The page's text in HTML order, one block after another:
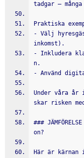
tadgar –
Praktiska
- Välj
inkomst).
- Inkludera
n.
- Använd
Under våra år
skar risken
###
on?
Här är